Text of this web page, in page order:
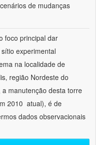
de mudanças
foco principal dar
experimental
na localidade de
região Nordeste do
manutenção desta torre
2010  atual), é de
dados observacionais